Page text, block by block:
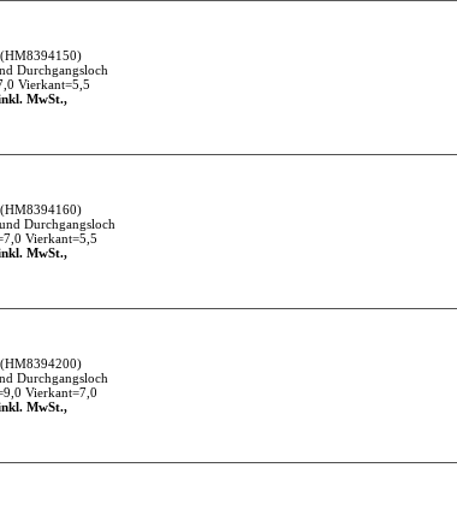
(HM8394150)
Durchgangsloch
Vierkant=5,5
MwSt.,
(HM8394160)
Durchgangsloch
Vierkant=5,5
MwSt.,
(HM8394200)
Durchgangsloch
Vierkant=7,0
MwSt.,